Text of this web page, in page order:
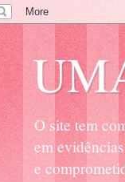
O site tem
em
e